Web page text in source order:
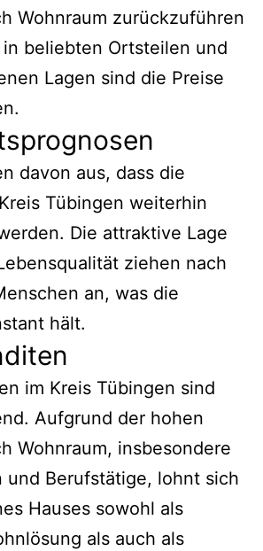
Wohnraum zurückzuführen
beliebten Ortsteilen und
Lagen sind die Preise
davon aus, dass die
Tübingen weiterhin
Die attraktive Lage
ziehen nach
an, was die
hält.
im Kreis Tübingen sind
Aufgrund der hohen
Wohnraum, insbesondere
und Berufstätige, lohnt sich
Hauses sowohl als
als auch als